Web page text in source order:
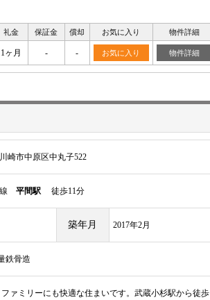
礼金 保証金 償却 お気に入り 物件詳細
1ヶ月 - - お気に入り 物件詳細
崎市中原区中丸子522
線 平間駅徒歩11分
築年月 2017年2月
鉄骨造
ァミリーにも快適な住まいです。武蔵小杉駅から徒歩